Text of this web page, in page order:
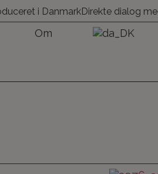
i DanmarkDirekte dialog
Om